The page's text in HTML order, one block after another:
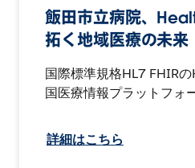
飯田市立病院、
拓く地域医療の未来
国際標準規格HL7 FHIR
国医療情報プラットフォ
詳細はこちら